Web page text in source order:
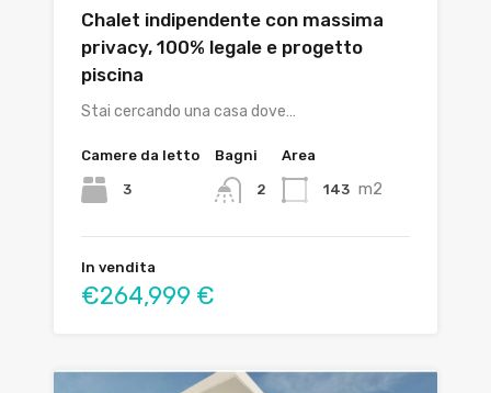
Chalet indipendente con massima
privacy, 100% legale e progetto
piscina
Stai cercando una casa dove…
Camere da letto
3
Bagni
2
Area
143 m2
In vendita
€264,999 €